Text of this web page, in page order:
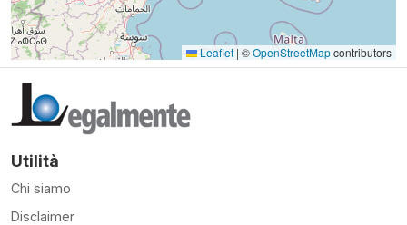
Leaflet | ©OpenStreetMapcontributors
Utilità
Chi siamo
Disclaimer